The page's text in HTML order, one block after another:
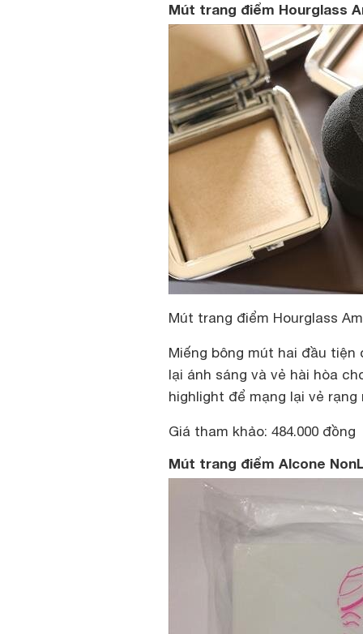
Mút trang điểm Hourglass
Mút trang điểm Hourglass
Miếng bông mút hai đầu tiện
lại ánh sáng và vẻ hài hòa
highlight để mạng lại vẻ
Giá tham khảo: 484.000 đồng
Mút trang điểm Alcone